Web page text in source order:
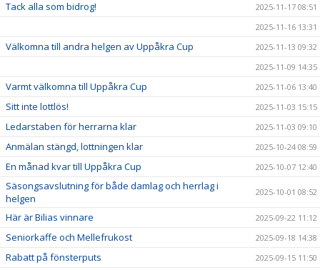
Tack alla som bidrog!
2025-11-17 08:51
2025-11-16 13:31
Välkomna till andra helgen av Uppåkra Cup
2025-11-13 09:32
2025-11-09 14:35
Varmt välkomna till Uppåkra Cup 2025-11-06 13:40
Sitt inte lottlös! 2025-11-03 15:15
Ledarstaben för herrarna klar 2025-11-03 09:10
Anmälan stängd, lottningen klar 2025-10-24 08:59
En månad kvar till Uppåkra Cup 2025-10-07 12:40
Säsongsavslutning för både damlag och herrlag i
helgen
2025-10-01 08:52
Här är Bilias vinnare 2025-09-22 11:12
Seniorkaffe och Mellefrukost 2025-09-18 14:38
Rabatt på fönsterputs 2025-09-15 11:50